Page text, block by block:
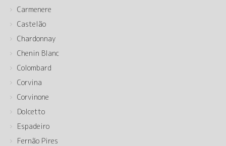
Carmenere
Castelão
Chardonnay
Chenin Blanc
Colombard
Corvina
Corvinone
Dolcetto
Espadeiro
Fernão Pires